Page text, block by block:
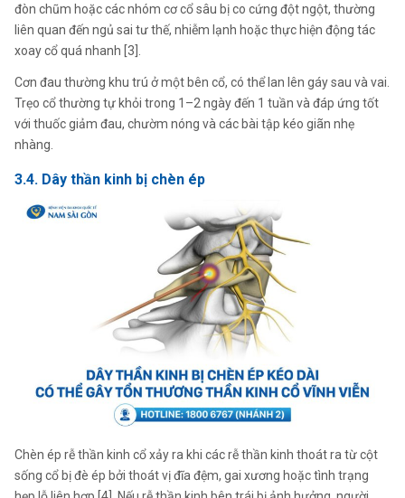
đòn chũm hoặc các nhóm cơ cổ sâu bị co cứng đột ngột, thường
liên quan đến ngủ sai tư thế, nhiễm lạnh hoặc thực hiện động tác
xoay cổ quá nhanh [3].
Cơn đau thường khu trú ở một bên cổ, có thể lan lên gáy sau và vai.
Trẹo cổ thường tự khỏi trong 1–2 ngày đến 1 tuần và đáp ứng tốt
với thuốc giảm đau, chườm nóng và các bài tập kéo giãn nhẹ
nhàng.
3.4. Dây thần kinh bị chèn ép
Chèn ép rễ thần kinh cổ xảy ra khi các rễ thần kinh thoát ra từ cột
sống cổ bị đè ép bởi thoát vị đĩa đệm, gai xương hoặc tình trạng